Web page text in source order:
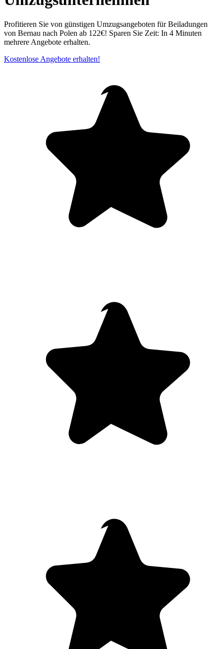
Profitieren Sie von günstigen Umzugsangeboten für Beiladungen
von Bernau nach Polen ab 122€! Sparen Sie Zeit: In 4 Minuten
mehrere Angebote erhalten.
Kostenlose Angebote erhalten!